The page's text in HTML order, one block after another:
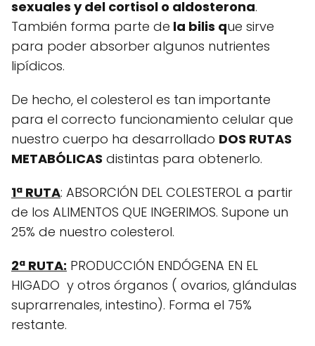
sexuales y del cortisol o aldosterona.
También forma parte de la bilis que sirve
para poder absorber algunos nutrientes
lipídicos.
De hecho, el colesterol es tan importante
para el correcto funcionamiento celular que
nuestro cuerpo ha desarrollado DOS RUTAS
METABÓLICAS distintas para obtenerlo.
1ª RUTA: ABSORCIÓN DEL COLESTEROL a partir
de los ALIMENTOS QUE INGERIMOS. Supone un
25% de nuestro colesterol.
2ª RUTA: PRODUCCIÓN ENDÓGENA EN EL
HIGADO y otros órganos ( ovarios, glándulas
suprarrenales, intestino). Forma el 75%
restante.